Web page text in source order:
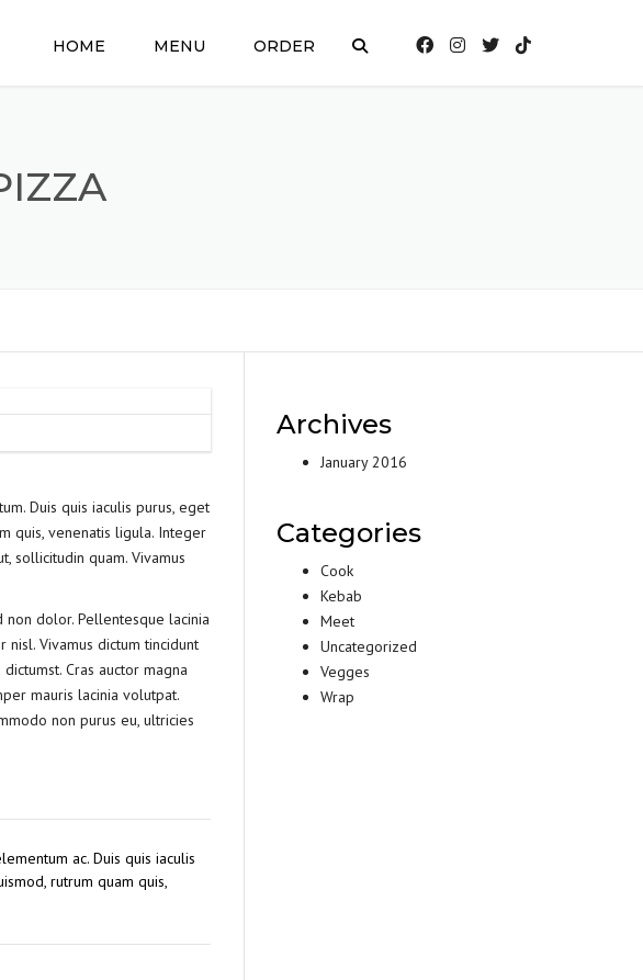
HOME MENU ORDER
Duis quis iaculis purus, eget
quis, venenatis ligula. Integer
sollicitudin quam. Vivamus
dolor. Pellentesque lacinia
nisl. Vivamus dictum tincidunt
Cras auctor magna
mauris lacinia volutpat.
non purus eu, ultricies
ac. Duis quis iaculis
rutrum quam quis,
Archives
January 2016
Categories
Cook
Kebab
Meet
Uncategorized
Vegges
Wrap